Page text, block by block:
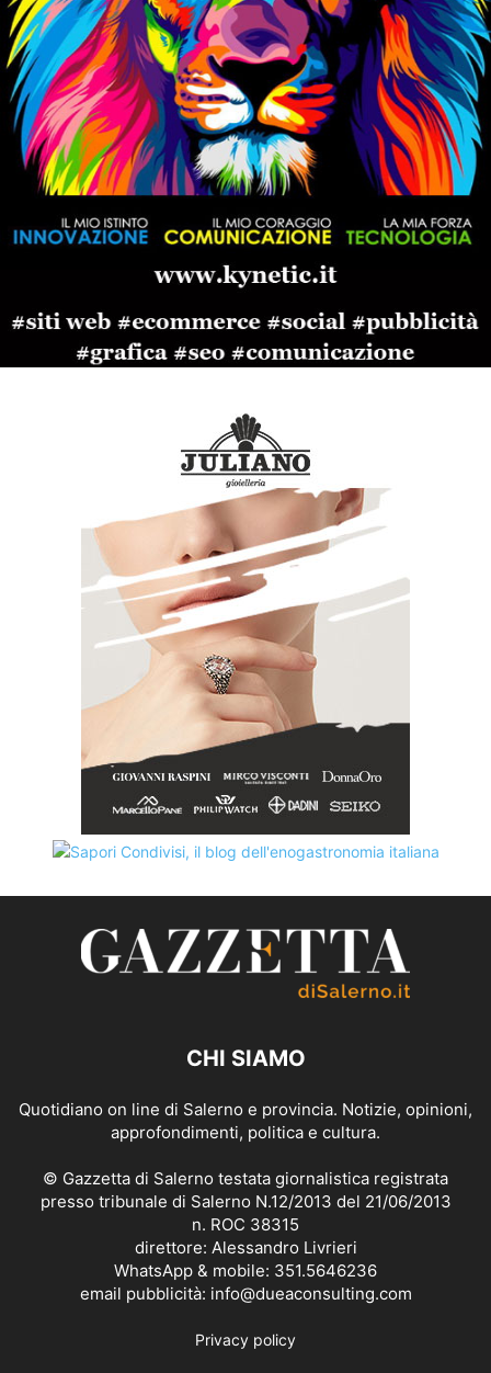
CHI SIAMO
Quotidiano on line di Salerno e provincia. Notizie, opinioni,
approfondimenti, politica e cultura.
© Gazzetta di Salerno testata giornalistica registrata
presso tribunale di Salerno N.12/2013 del 21/06/2013
n. ROC 38315
direttore: Alessandro Livrieri
WhatsApp & mobile: 351.5646236
email pubblicità: info@dueaconsulting.com
Privacy policy